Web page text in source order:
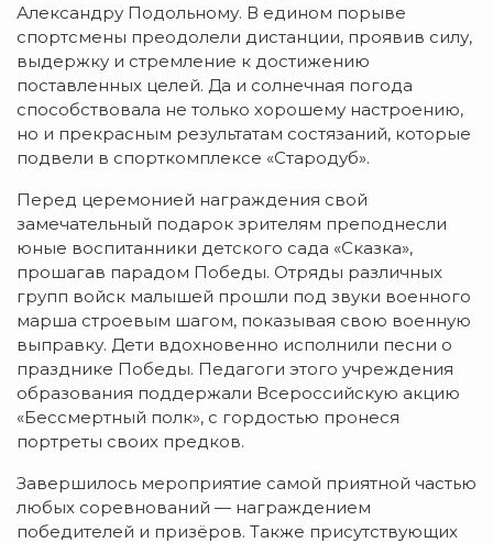
Александру Подольному. В едином порыве
спортсмены преодолели дистанции, проявив силу,
выдержку и стремление к достижению
поставленных целей. Да и солнечная погода
способствовала не только хорошему настроению,
но и прекрасным результатам состязаний, которые
подвели в спорткомплексе «Стародуб».
Перед церемонией награждения свой
замечательный подарок зрителям преподнесли
юные воспитанники детского сада «Сказка»,
прошагав парадом Победы. Отряды различных
групп войск малышей прошли под звуки военного
марша строевым шагом, показывая свою военную
выправку. Дети вдохновенно исполнили песни о
празднике Победы. Педагоги этого учреждения
образования поддержали Всероссийскую акцию
«Бессмертный полк», с гордостью пронеся
портреты своих предков.
Завершилось мероприятие самой приятной частью
любых соревнований — награждением
победителей и призёров. Также присутствующих